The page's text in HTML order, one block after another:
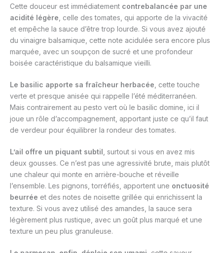
Cette douceur est immédiatement contrebalancée par une
acidité légère , celle des tomates, qui apporte de la vivacité
et empêche la sauce d’être trop lourde. Si vous avez ajouté
du vinaigre balsamique, cette note acidulée sera encore plus
marquée, avec un soupçon de sucré et une profondeur
boisée caractéristique du balsamique vieilli.
Le basilic apporte sa fraîcheur herbacée , cette touche
verte et presque anisée qui rappelle l’été méditerranéen.
Mais contrairement au pesto vert où le basilic domine, ici il
joue un rôle d’accompagnement, apportant juste ce qu’il faut
de verdeur pour équilibrer la rondeur des tomates.
L’ail offre un piquant subtil , surtout si vous en avez mis
deux gousses. Ce n’est pas une agressivité brute, mais plutôt
une chaleur qui monte en arrière-bouche et réveille
l’ensemble. Les pignons, torréfiés, apportent une onctuosité
beurrée et des notes de noisette grillée qui enrichissent la
texture. Si vous avez utilisé des amandes, la sauce sera
légèrement plus rustique, avec un goût plus marqué et une
texture un peu plus granuleuse.